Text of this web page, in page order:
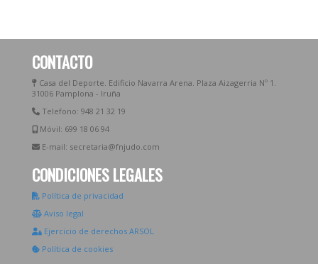
CONTACTO
Casa del Deporte. Edificio Navarra Arena. Plaza Aizagerria Nº 1.
31006 Pamplona - Iruña
Telefono: 948 21 32 19
Móvil: 699 18 06 94
E-mail: secretaria@fnjudo.com
CONDICIONES LEGALES
Política de privacidad
Aviso legal
Ejercicio de derechos ARSOL
Política de cookies